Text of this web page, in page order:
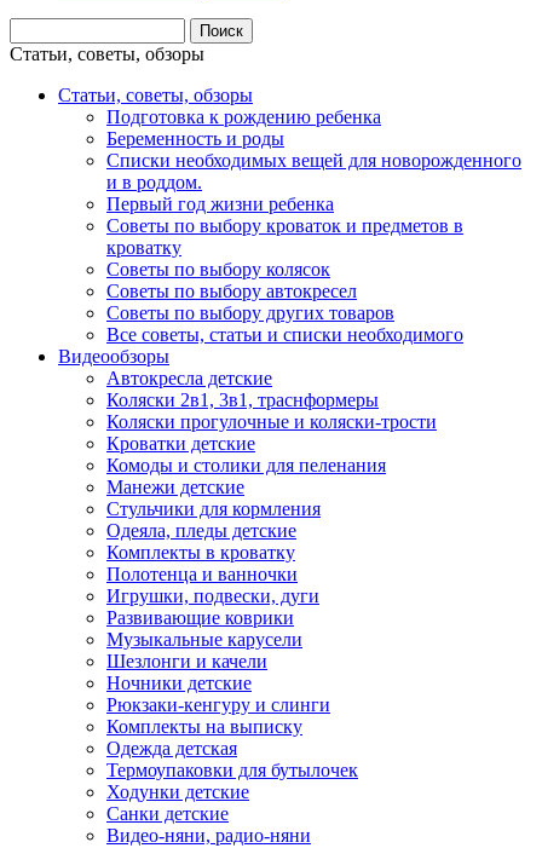
Статьи, советы, обзоры
Статьи, советы, обзоры
Подготовка к рождению ребенка
Беременность и роды
Списки необходимых вещей для новорожденного
и в роддом.
Первый год жизни ребенка
Советы по выбору кроваток и предметов в
кроватку
Советы по выбору колясок
Советы по выбору автокресел
Советы по выбору других товаров
Все советы, статьи и списки необходимого
Видеообзоры
Автокресла детские
Коляски 2в1, 3в1, траснформеры
Коляски прогулочные и коляски-трости
Кроватки детские
Комоды и столики для пеленания
Манежи детские
Стульчики для кормления
Одеяла, пледы детские
Комплекты в кроватку
Полотенца и ванночки
Игрушки, подвески, дуги
Развивающие коврики
Музыкальные карусели
Шезлонги и качели
Ночники детские
Рюкзаки-кенгуру и слинги
Комплекты на выписку
Одежда детская
Термоупаковки для бутылочек
Ходунки детские
Санки детские
Видео-няни, радио-няни